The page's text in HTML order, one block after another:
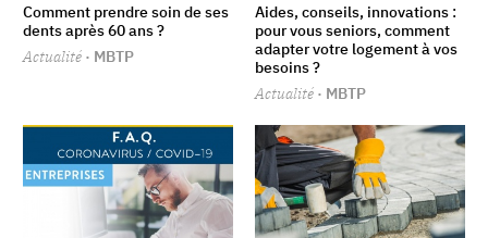
Comment prendre soin de ses
dents après 60 ans ?
Actualité · MBTP
Aides, conseils, innovations :
pour vous seniors, comment
adapter votre logement à vos
besoins ?
Actualité · MBTP